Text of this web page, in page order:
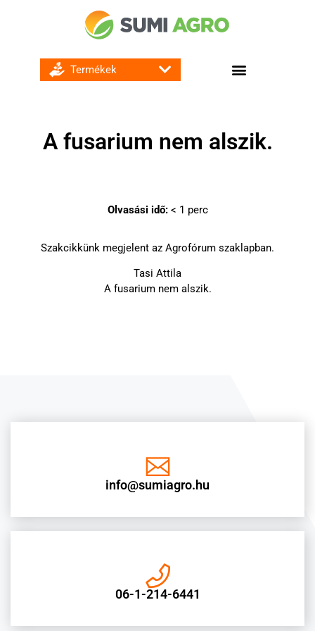
A fusarium nem alszik.
Olvasási idő: < 1 perc
Szakcikkünk megjelent az Agrofórum szaklapban.
Tasi Attila
A fusarium nem alszik.
info@sumiagro.hu
06-1-214-6441